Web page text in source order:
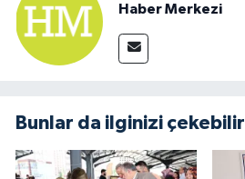
Haber Merkezi
Bunlar da ilginizi çekebilir